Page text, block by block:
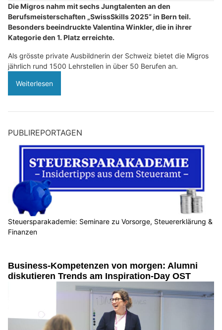
Die Migros nahm mit sechs Jungtalenten an den
Berufsmeisterschaften „SwissSkills 2025“ in Bern teil.
Besonders beeindruckte Valentina Winkler, die in ihrer
Kategorie den 1. Platz erreichte.
Als grösste private Ausbildnerin der Schweiz bietet die Migros
jährlich rund 1500 Lehrstellen in über 50 Berufen an.
Weiterlesen
PUBLIREPORTAGEN
Steuersparakademie: Seminare zu Vorsorge, Steuererklärung &
Finanzen
Business-Kompetenzen von morgen: Alumni
diskutieren Trends am Inspiration-Day OST